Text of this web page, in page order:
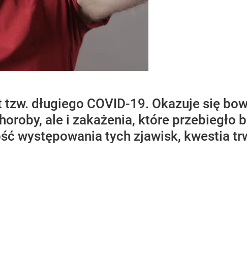
długiego COVID-19. Okazuje się
ale i zakażenia, które przebiegło
występowania tych zjawisk, kwestia